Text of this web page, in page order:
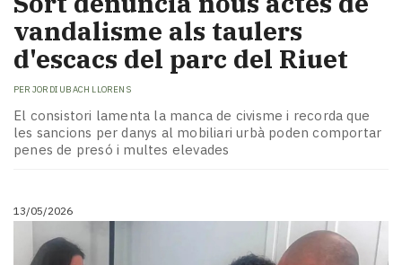
vandalisme als taulers
d'escacs del parc del Riuet
PER JORDI UBACH LLORENS
El consistori lamenta la manca de civisme i recorda que
les sancions per danys al mobiliari urbà poden comportar
penes de presó i multes elevades
13/05/2026